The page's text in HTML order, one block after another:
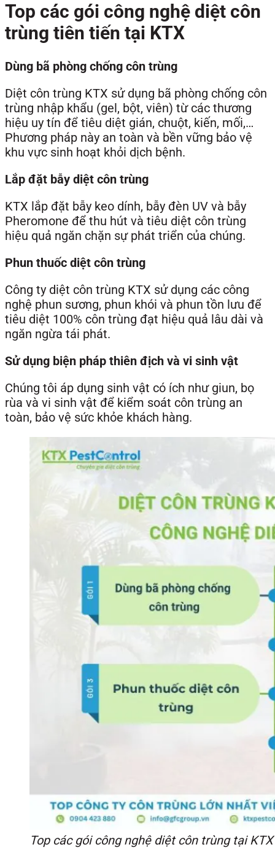
Top các gói công nghệ diệt côn
trùng tiên tiến tại KTX
Dùng bã phòng chống côn trùng
Diệt côn trùng KTX sử dụng bã phòng chống côn
trùng nhập khẩu (gel, bột, viên) từ các thương
hiệu uy tín để tiêu diệt gián, chuột, kiến, mối,…
Phương pháp này an toàn và bền vững bảo vệ
khu vực sinh hoạt khỏi dịch bệnh.
Lắp đặt bẫy diệt côn trùng
KTX lắp đặt bẫy keo dính, bẫy đèn UV và bẫy
Pheromone để thu hút và tiêu diệt côn trùng
hiệu quả ngăn chặn sự phát triển của chúng.
Phun thuốc diệt côn trùng
Công ty diệt côn trùng KTX sử dụng các công
nghệ phun sương, phun khói và phun tồn lưu để
tiêu diệt 100% côn trùng đạt hiệu quả lâu dài và
ngăn ngừa tái phát.
Sử dụng biện pháp thiên địch và vi sinh vật
Chúng tôi áp dụng sinh vật có ích như giun, bọ
rùa và vi sinh vật để kiểm soát côn trùng an
toàn, bảo vệ sức khỏe khách hàng.
Top các gói công nghệ diệt côn trùng tại